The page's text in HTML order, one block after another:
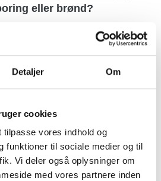
Detaljer Om
cookies
vores indhold og
funktioner til sociale medier og til
Vi deler også oplysninger om
med vores partnere inden
eller brønd?